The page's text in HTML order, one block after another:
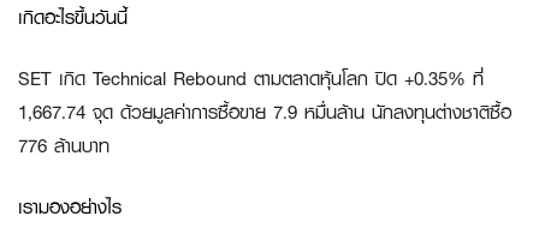
เกิดอะไรขึ้นวันนี้
SET เกิด Technical Rebound ตามตลาดหุ้นโลก ปิด +0.35% ที่
1,667.74 จุด ด้วยมูลค่าการซื้อขาย 7.9 หมื่นล้าน นักลงทุนต่างชาติซื้อ
776 ล้านบาท
เรามองอย่างไร